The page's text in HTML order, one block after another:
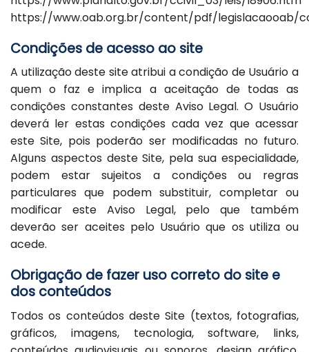
https://www.oab.org.br/content/pdf/legislacaooab/
Condições de acesso ao site
A utilização deste site atribui a condição de Usuário a
quem o faz e implica a aceitação de todas as
condições constantes deste Aviso Legal. O Usuário
deverá ler estas condições cada vez que acessar
este Site, pois poderão ser modificadas no futuro.
Alguns aspectos deste Site, pela sua especialidade,
podem estar sujeitos a condições ou regras
particulares que podem substituir, completar ou
modificar este Aviso Legal, pelo que também
deverão ser aceites pelo Usuário que os utiliza ou
acede.
Obrigação de fazer uso correto do site e
dos conteúdos
Todos os conteúdos deste Site (textos, fotografias,
gráficos, imagens, tecnologia, software, links,